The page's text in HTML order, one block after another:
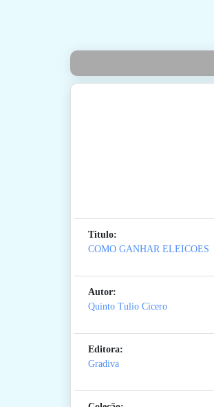
Titulo:
COMO GANHAR ELEICOES
Autor:
Quinto Tulio Cicero
Editora:
Gradiva